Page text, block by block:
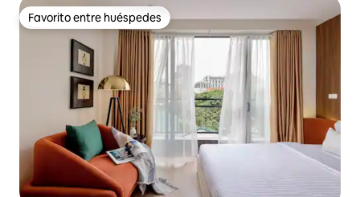
Favorito entre huéspedes
Favorito entre huéspedes